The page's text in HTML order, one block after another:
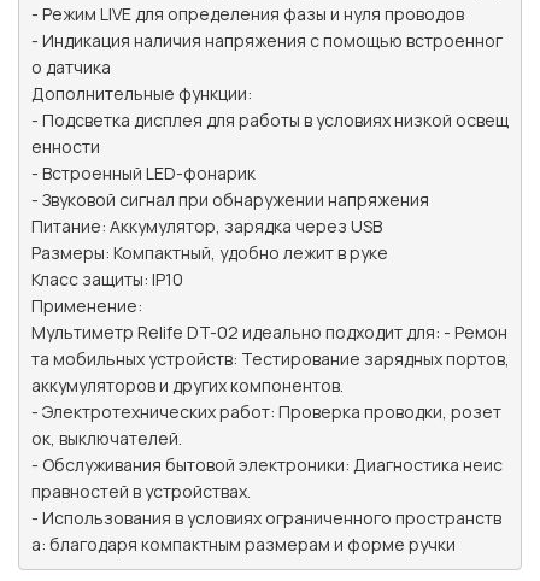
- Режим LIVE для определения фазы и нуля проводов
- Индикация наличия напряжения с помощью встроенног
о датчика
Дополнительные функции:
- Подсветка дисплея для работы в условиях низкой освещ
енности
- Встроенный LED-фонарик
- Звуковой сигнал при обнаружении напряжения
Питание: Аккумулятор, зарядка через USB
Размеры: Компактный, удобно лежит в руке
Класс защиты: IP10
Применение:
Мультиметр Relife DT-02 идеально подходит для: - Ремон
та мобильных устройств: Тестирование зарядных портов,
аккумуляторов и других компонентов.
- Электротехнических работ: Проверка проводки, розет
ок, выключателей.
- Обслуживания бытовой электроники: Диагностика неис
правностей в устройствах.
- Использования в условиях ограниченного пространств
а: благодаря компактным размерам и форме ручки